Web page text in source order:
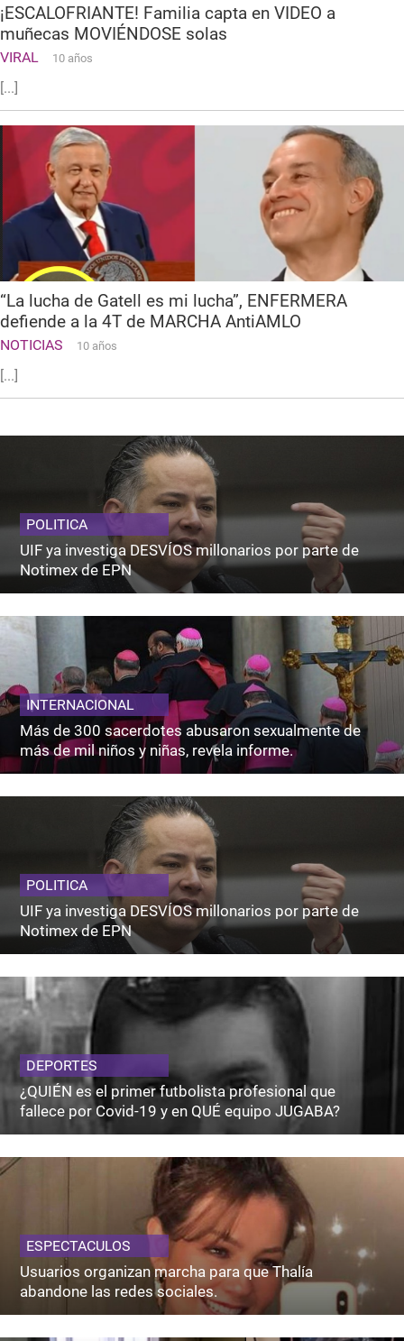
¡ESCALOFRIANTE! Familia capta en VIDEO a
muñecas MOVIÉNDOSE solas
VIRAL 10 años
[...]
“La lucha de Gatell es mi lucha”, ENFERMERA
defiende a la 4T de MARCHA AntiAMLO
NOTICIAS 10 años
[...]
POLITICA
UIF ya investiga DESVÍOS millonarios por parte de
Notimex de EPN
INTERNACIONAL
Más de 300 sacerdotes abusaron sexualmente de
más de mil niños y niñas, revela informe.
POLITICA
UIF ya investiga DESVÍOS millonarios por parte de
Notimex de EPN
DEPORTES
¿QUIÉN es el primer futbolista profesional que
fallece por Covid-19 y en QUÉ equipo JUGABA?
ESPECTACULOS
Usuarios organizan marcha para que Thalía
abandone las redes sociales.